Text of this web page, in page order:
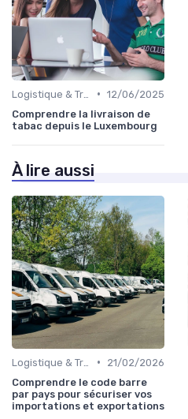
• 12/06/2025
Comprendre la livraison de
tabac depuis le Luxembourg
À lire aussi
•
21/02/2026
Comprendre le code barre
par pays pour sécuriser vos
importations et exportations